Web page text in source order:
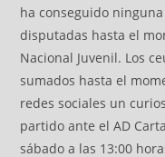
ha conseguido
disputadas hasta el
Nacional Juvenil. Los
sumados hasta el
redes sociales un
partido ante el AD
sábado a las 13:00